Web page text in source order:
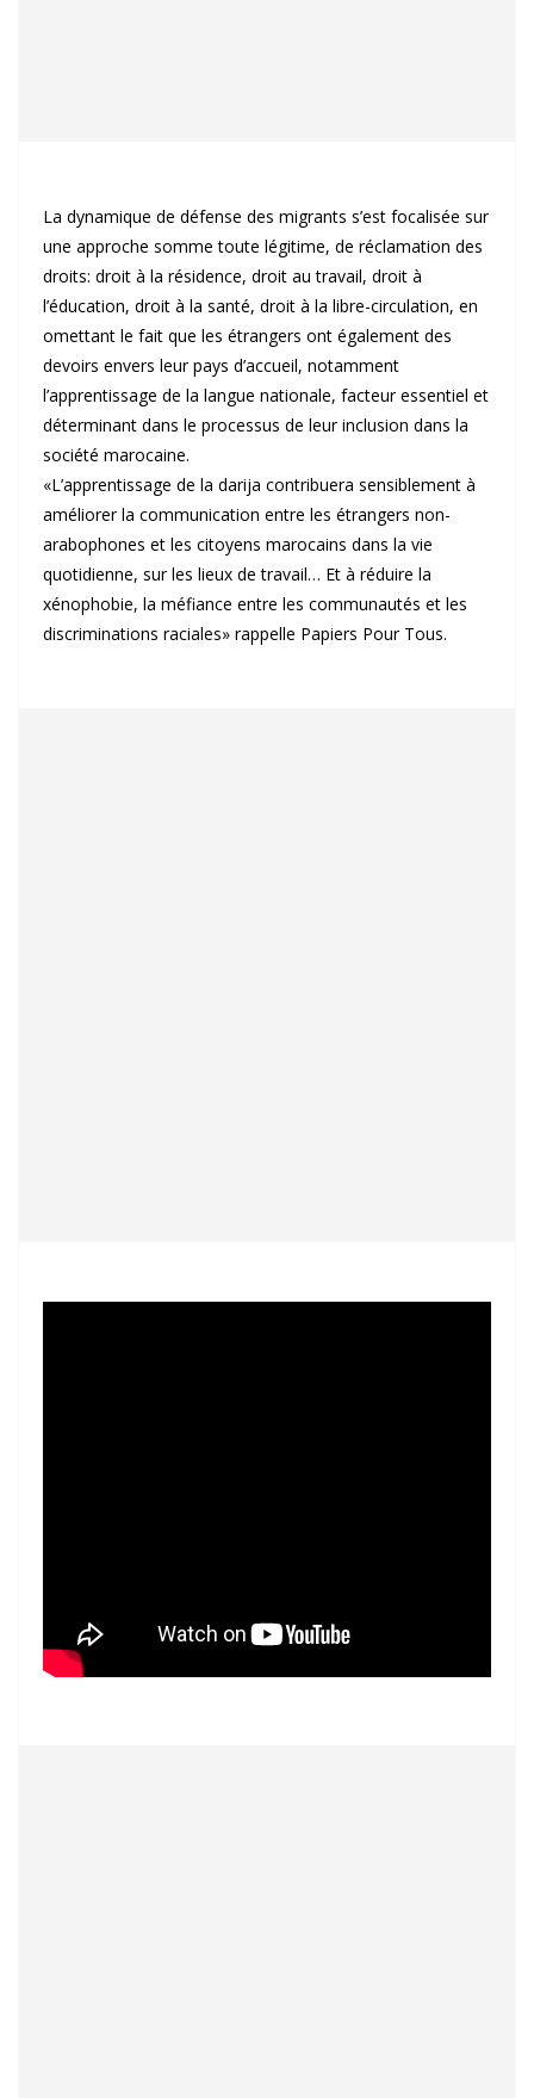
La dynamique de défense des migrants s’est focalisée sur
une approche somme toute légitime, de réclamation des
droits: droit à la résidence, droit au travail, droit à
l’éducation, droit à la santé, droit à la libre-circulation, en
omettant le fait que les étrangers ont également des
devoirs envers leur pays d’accueil, notamment
l’apprentissage de la langue nationale, facteur essentiel et
déterminant dans le processus de leur inclusion dans la
société marocaine.
«L’apprentissage de la darija contribuera sensiblement à
améliorer la communication entre les étrangers non-
arabophones et les citoyens marocains dans la vie
quotidienne, sur les lieux de travail… Et à réduire la
xénophobie, la méfiance entre les communautés et les
discriminations raciales» rappelle Papiers Pour Tous.